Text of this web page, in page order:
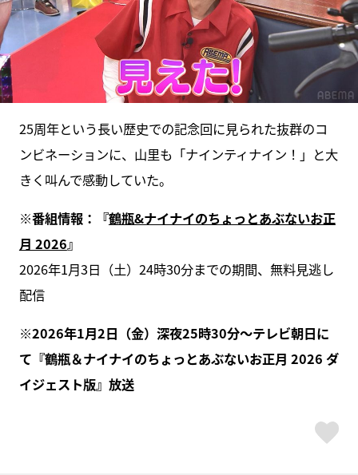
25周年という長い歴史での記念回に見られた抜群のコ
ンビネーションに、山里も「ナインティナイン！」と大
きく叫んで感動していた。
※番組情報：『鶴瓶&ナイナイのちょっとあぶないお正
月 2026』
2026年1月3日（土）24時30分までの期間、無料見逃し
配信
※2026年1月2日（金）深夜25時30分～テレビ朝日に
て『鶴瓶＆ナイナイのちょっとあぶないお正月 2026 ダ
イジェスト版』放送